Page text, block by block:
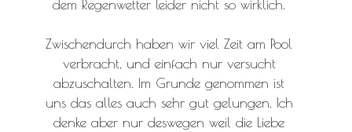
dem Regenwetter leider nicht so wirklich.
Zwischendurch haben wir viel Zeit am Pool
verbracht, und einfach nur versucht
abzuschalten. Im Grunde genommen ist
uns das alles auch sehr gut gelungen. Ich
denke aber nur deswegen weil die Liebe